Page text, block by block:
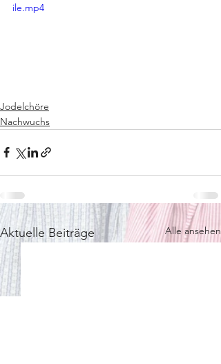
ile.mp4
Jodelchöre
Nachwuchs
Aktuelle Beiträge Alle ansehen